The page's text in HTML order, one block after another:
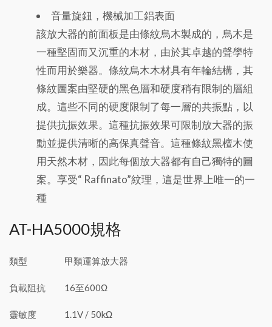
音量旋鈕，機械加工鋁表面
該放大器的前面板是由條紋烏木製成的，烏木是
一種堅固而又沉重的木材，由於其卓越的聲學特
性而用於樂器。條紋烏木木材具有年輪結構，其
條紋圖案由堅硬的黑色層和硬度稍有限制的層組
成。這些不同的硬度限制了每一層的共振點，以
提供抗振效果。這種抗振效果可限制放大器的振
動並提供清晰的高保真聲音。這種條紋黑檀木使
用天然木材，因此每個放大器都有自己獨特的圖
案。享受“ Raffinato”紋理，這是世界上唯一的一
種
AT-HA5000規格
類型 甲類運算放大器
負載阻抗 16至600Ω
靈敏度 1.1V / 50kΩ